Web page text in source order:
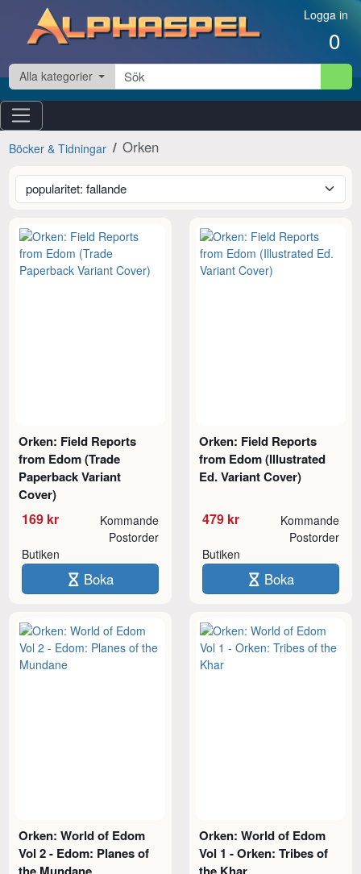
Hoppa till innehåll Logga in
0
Alla kategorier
Böcker & Tidningar Orken
Orken: Field Reports
from Edom (Trade
Paperback Variant
Cover)
169 kr Kommande
Butiken
Postorder
Boka
Orken: Field Reports
from Edom (Illustrated
Ed. Variant Cover)
479 kr Kommande
Butiken
Postorder
Boka
Orken: World of Edom
Vol 2 - Edom: Planes of
Orken: World of Edom
Vol 1 - Orken: Tribes of